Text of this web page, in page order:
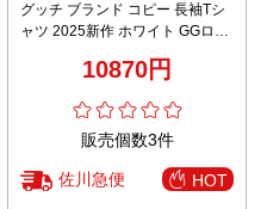
グッチ ブランド コピー 長袖Tシ
ャツ 2025新作 ホワイト GGロゴ
デザイン 男女兼用 安心サイト
10870円
販売個数3件
佐川急便 HOT